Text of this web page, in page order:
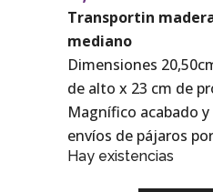
Transportin
mediano
Dimensiones
de alto x 23 cm de
Magnífico acabado
envíos de pájaros
Hay existencias